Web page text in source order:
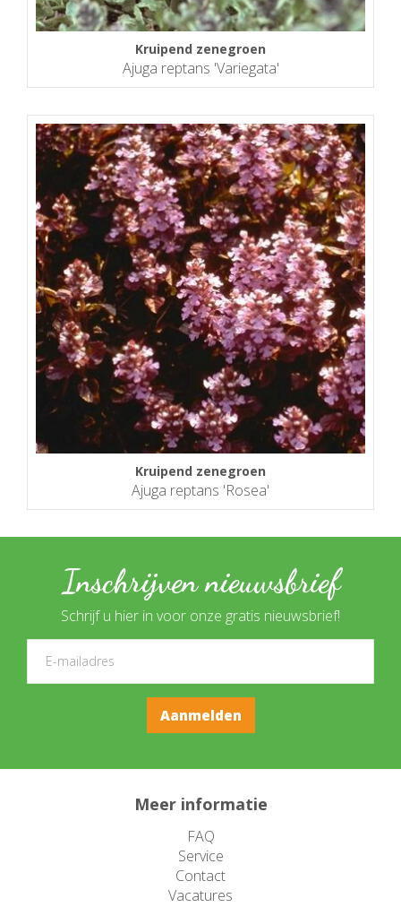
Kruipend zenegroen
Ajuga reptans 'Variegata'
Kruipend zenegroen
Ajuga reptans 'Rosea'
Inschrijven nieuwsbrief
Schrijf u hier in voor onze gratis nieuwsbrief!
Meer informatie
FAQ
Service
Contact
Vacatures